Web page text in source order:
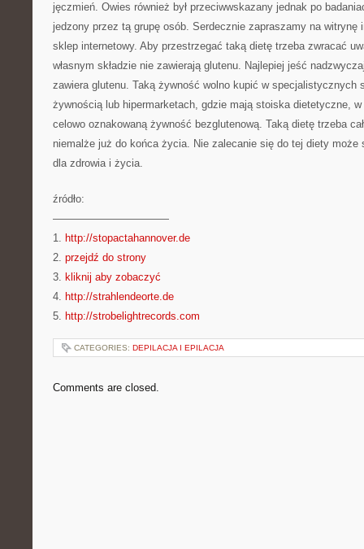
jęczmień. Owies również był przeciwwskazany jednak po
jedzony przez tą grupę osób. Serdecznie zapraszamy na witrynę
sklep internetowy. Aby przestrzegać taką dietę trzeba zwracać
własnym składzie nie zawierają glutenu. Najlepiej jeść
zawiera glutenu. Taką żywność wolno kupić w specjalistycznych
żywnością lub hipermarketach, gdzie mają stoiska dietetyczne,
celowo oznakowaną żywność bezglutenową. Taką dietę trzeba
niemalże już do końca życia. Nie zalecanie się do tej diety może
dla zdrowia i życia.
źródło:
———————————
1. http://stopactahannover.de
2. przejdź do strony
3. kliknij aby zobaczyć
4. http://strahlendeorte.de
5. http://strobelightrecords.com
CATEGORIES: DEPILACJA I EPILACJA
Comments are closed.